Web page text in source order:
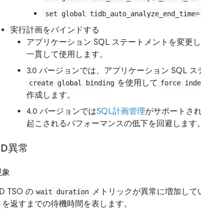
set global
実行計画をバインドする
アプリケーション SQL ステートメントを変更し
一貫して使用します。
3.0 バージョンでは、アプリケーション SQL
create global binding を使用して force
作成します。
4.0 バージョンではSQL計画管理がサポートさ
起こされるパフォーマンスの低下を回避します。
異常
TSO の wait duration
メトリックが異常に増加し
を返すまでの待機時間を表します。